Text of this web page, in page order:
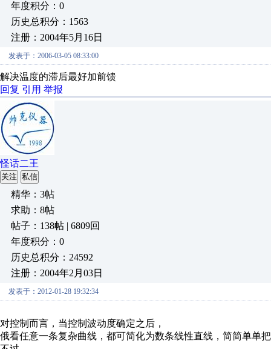
年度积分：0
历史总积分：1563
注册：2004年5月16日
发表于：2006-03-05 08:33:00
解决温度的滞后最好加前馈
回复 引用 举报
怪话二王
关注 私信
精华：3帖
求助：8帖
帖子：138帖 | 6809回
年度积分：0
历史总积分：24592
注册：2004年2月03日
发表于：2012-01-28 19:32:34
对控制而言，当控制波动度确定之后，
俄看任意一条复杂曲线，都可简化为数条线性直线，简简单单